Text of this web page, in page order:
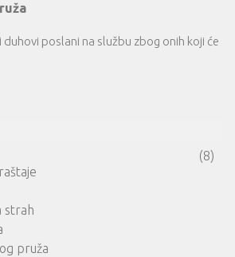
duhovi poslani na službu zbog onih koji će
(8)
strah
pruža